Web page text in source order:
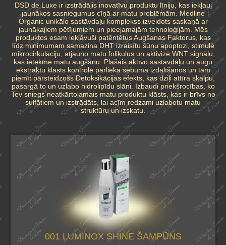
DSD de Luxe ir izstrādājis inovatīvu produktu līniju, kas iekļauj
jaunākos sasniegumus cīņā ar matu problēmām. Medline
Organic unikālo sastāvdaļu komplekss izveidots saskaņā ar
jaunākajiem pētījumiem un pieejamajām tehnoloģijām. Mēs
produktos esam iekļāvuši patēntētus Augšanas Faktorus, kas
līdz minimumam samazina DHT izraisītu šūnu apoptozi, stimulē
mikrocirkulāciju, atjauno matu folikulus un aktivizē WNT signālu,
kas ietekmē matu augšanu. Plašais aktīvo sastāvdaļu un augu
ekstraktu klāsts kontrolē pārlieka sebuma izdalīšanos un tam
piemīt pārsteidzošs Detoksikācijas efekts, kas dziļi attīra skalpu,
pasargā to un uzlabo hidrolipīdu slāni. Izbaudi priekšrocības, ko
Tev sniegs neatkārtojamais matu produktu klāsts, kas ir brīvs no
sulfātiem un izstrādāts, lai acīm redzami uzlabotu matu
struktūru un izskatu.
001 LUMINOX SHINE ŠAMPŪNS